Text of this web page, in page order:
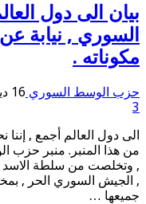
بيان الى دول
السوري , نيابة
مكوناته .
حزب الوسط السوري 16 ديسمبر، 2024
3
الى دول العالم أجمع ,
من هذا المنبر. منبر حزب
, وتخلصت من سلطة الاسد
, الجيش السوري الحر ,
جميعها …